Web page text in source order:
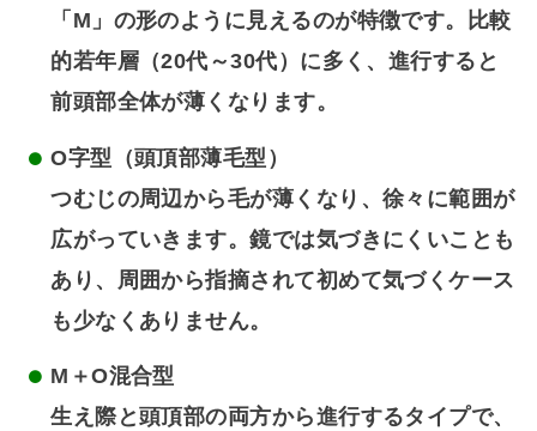
「M」の形のように見えるのが特徴です。比較
的若年層（20代～30代）に多く、進行すると
前頭部全体が薄くなります。
O字型（頭頂部薄毛型）
つむじの周辺から毛が薄くなり、徐々に範囲が
広がっていきます。鏡では気づきにくいことも
あり、周囲から指摘されて初めて気づくケース
も少なくありません。
M＋O混合型
生え際と頭頂部の両方から進行するタイプで、